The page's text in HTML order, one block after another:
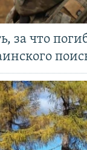
за что